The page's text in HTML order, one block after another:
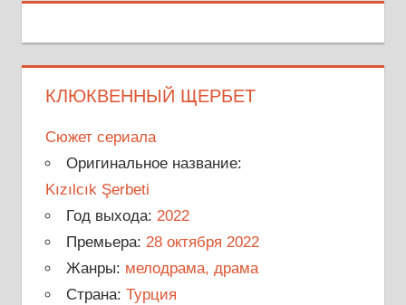
КЛЮКВЕННЫЙ ЩЕРБЕТ
Сюжет сериала
Оригинальное название:
Kızılcık Şerbeti
Год выхода: 2022
Премьера: 28 октября 2022
Жанры: мелодрама, драма
Страна: Турция